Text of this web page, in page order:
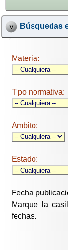
Búsquedas
Materia:
Tipo normativa:
Ambito:
Estado:
Fecha
Marque la
fechas.